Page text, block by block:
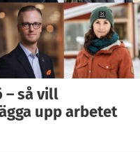
– så vill
upp arbetet